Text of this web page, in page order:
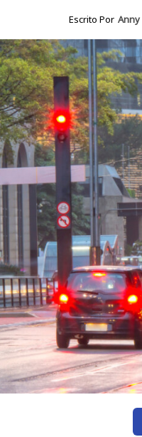
Escrito Por